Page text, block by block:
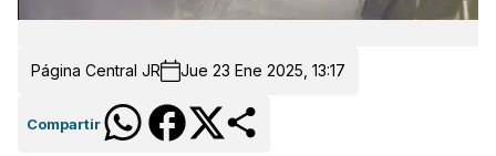
Página Central JR Jue 23 Ene 2025, 13:17
Compartir